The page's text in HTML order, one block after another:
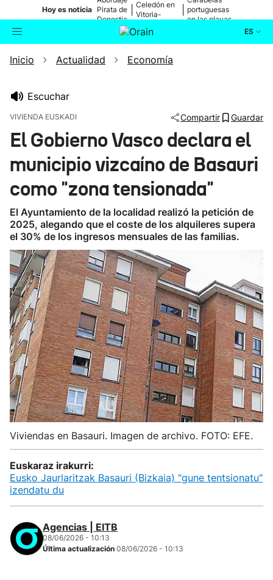
Hoy es noticia Pirata de
Donostia
Celedón en
Vitoria-
portuguesas
en las playas
ES
Buscador Actualidad
Ikusmiran
Eguraldia
Inicio Actualidad Economía
Escuchar
VIVIENDA EUSKADI Compartir Guardar
El Gobierno Vasco declara el
municipio vizcaíno de Basauri
como "zona tensionada"
El Ayuntamiento de la localidad realizó la petición de
2025, alegando que el coste de los alquileres supera
el 30% de los ingresos mensuales de las familias.
Viviendas en Basauri. Imagen de archivo. FOTO: EFE.
Euskaraz irakurri:
Eusko Jaurlaritzak Basauri (Bizkaia) "gune tentsionatu"
izendatu du
Agencias | EITB
08/06/2026 - 10:13
Última actualización 08/06/2026 - 10:13